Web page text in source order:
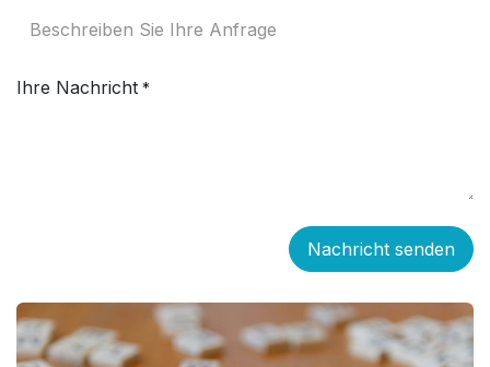
Ihre Nachricht *
Nachricht senden